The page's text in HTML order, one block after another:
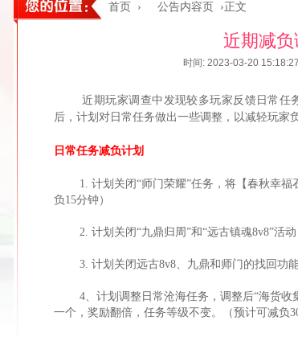
首页 › 公告内容页 ›正文
近期减
时间: 2023-03-20 15:18:27
近期玩家调查中发现较多玩家反馈日常任务
后，计划对日常任务做出一些调整，以减轻玩家
日常任务减负计划
1. 计划关闭“师门荣耀”任务，将【春秋幸福
负15分钟）
2. 计划关闭“九鼎归周”和“远古镇魂8v8”活动
3. 计划关闭远古8v8、九鼎和师门的找回功能
4、计划调整日常沧海任务，调整后“海货收
一个，奖励翻倍，任务等级不变。（预计可减负